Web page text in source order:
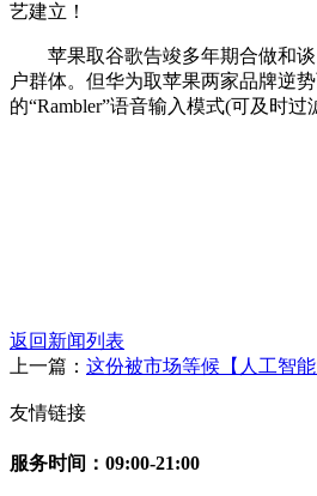
艺建立！
苹果取谷歌告竣多年期合做和谈
户群体。但华为取苹果两家品牌逆
的“Rambler”语音输入模式(可及时
返回新闻列表
上一篇： 这份被市场等候【人工智
友情链接
服务时间：09:00-21:00